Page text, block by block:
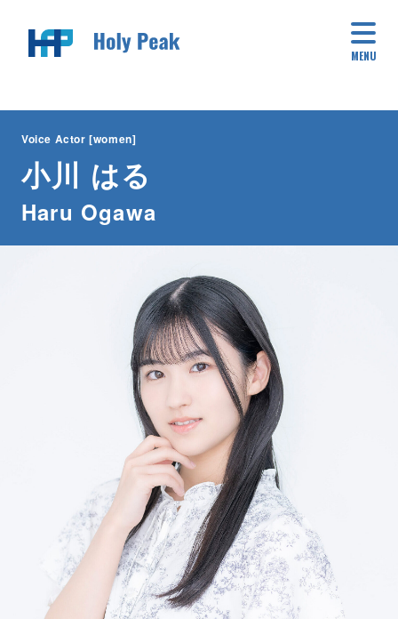
MENU
Voice Actor [women]
小川 はる
Haru Ogawa